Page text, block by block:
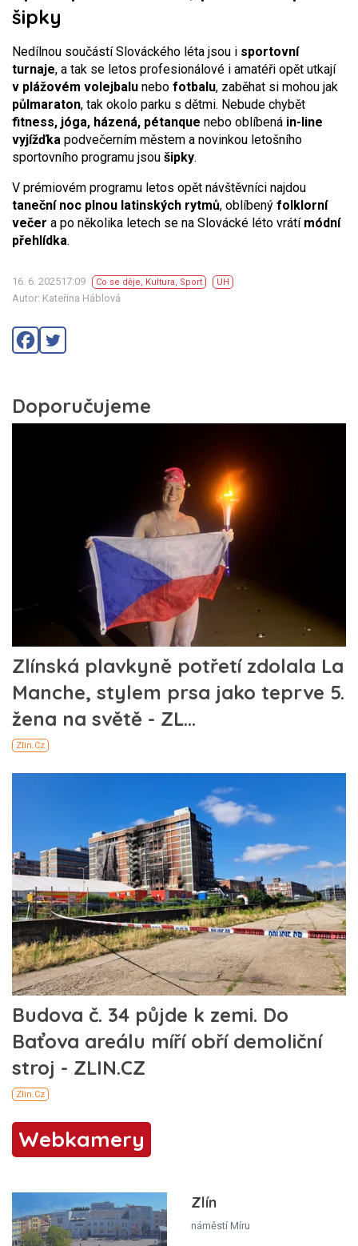
šipky
Nedílnou součástí Slováckého léta jsou i sportovní
turnaje, a tak se letos profesionálové i amatéři opět utkají
v plážovém volejbalu nebo fotbalu, zaběhat si mohou jak
půlmaraton, tak okolo parku s dětmi. Nebude chybět
fitness, jóga, házená, pétanque nebo oblíbená in-line
vyjížďka podvečerním městem a novinkou letošního
sportovního programu jsou šipky.
V prémiovém programu letos opět návštěvníci najdou
taneční noc plnou latinských rytmů, oblíbený folklorní
večer a po několika letech se na Slovácké léto vrátí módní
přehlídka.
16. 6. 202517:09 Co se děje, Kultura, Sport UH
Autor: Kateřina Háblová
Webkamery
Zlín
náměstí Míru